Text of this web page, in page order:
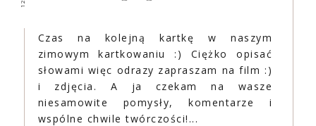
Czas na kolejną kartkę w naszym
zimowym kartkowaniu :) Ciężko opisać
słowami więc odrazy zapraszam na film :)
i zdjęcia. A ja czekam na wasze
niesamowite pomysły, komentarze i
wspólne chwile twórczości!...